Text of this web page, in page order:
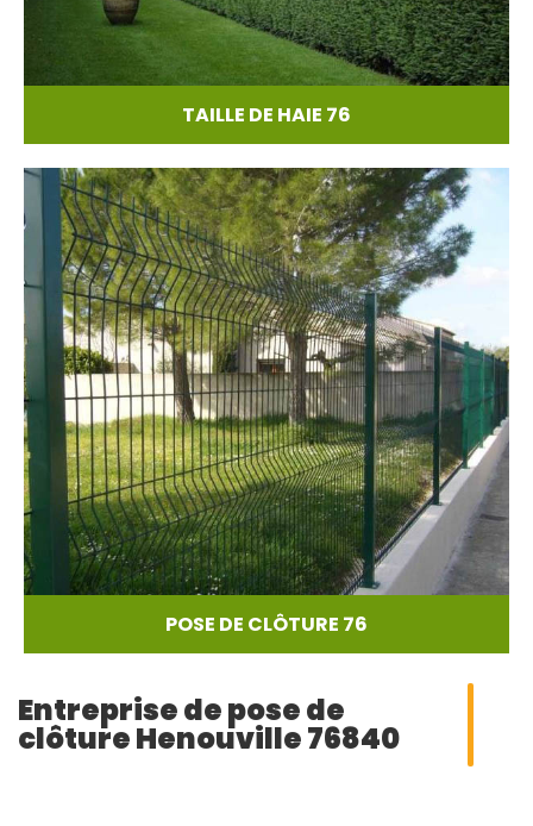
TAILLE DE HAIE 76
POSE DE CLÔTURE 76
Entreprise de pose de
clôture Henouville 76840